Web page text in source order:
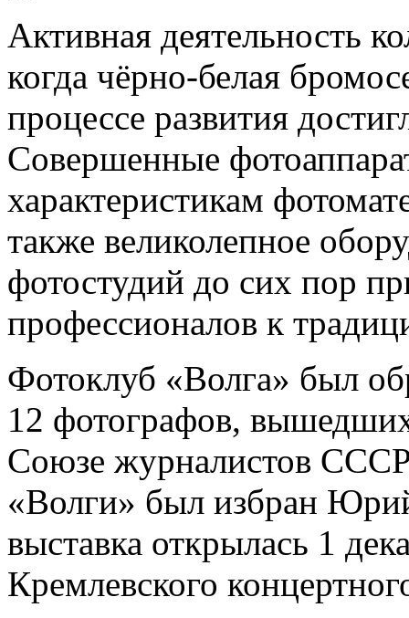
Активная деятельность
когда чёрно-белая
процессе развития
Совершенные
характеристикам
также великолепное
фотостудий до сих пор
профессионалов к
Фотоклуб «Волга» был
12 фотографов,
Союзе журналистов
«Волги» был избран
выставка открылась 1
Кремлевского